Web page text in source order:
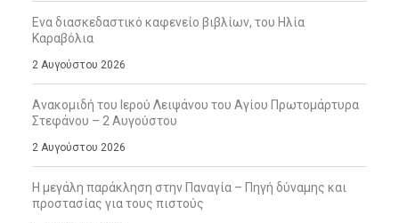
Ενα διασκεδαστικό καφενείο βιβλίων, του Ηλία
Καραβόλια
2 Αυγούστου 2026
Ανακομιδή του Ιερού Λειψάνου του Αγίου Πρωτομάρτυρα
Στεφάνου – 2 Αυγούστου
2 Αυγούστου 2026
Η μεγάλη παράκληση στην Παναγία – Πηγή δύναμης και
προστασίας για τους πιστούς